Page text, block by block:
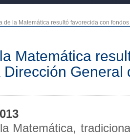
de la Matemática resultó favorecida con
Matemática
General
Matemática,